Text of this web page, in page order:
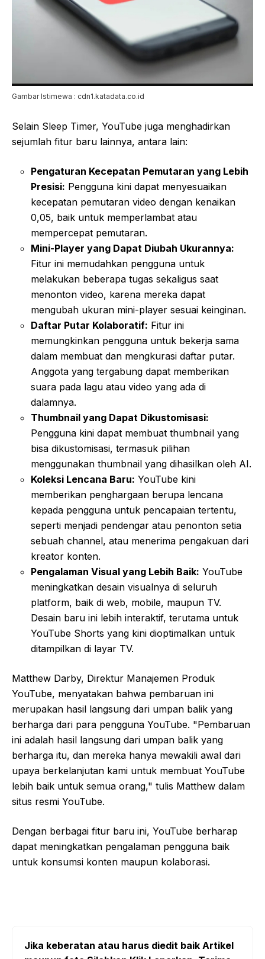
Gambar Istimewa : cdn1.katadata.co.id
Selain Sleep Timer, YouTube juga menghadirkan
sejumlah fitur baru lainnya, antara lain:
Pengaturan Kecepatan Pemutaran yang Lebih
Presisi: Pengguna kini dapat menyesuaikan
kecepatan pemutaran video dengan kenaikan
0,05, baik untuk memperlambat atau
mempercepat pemutaran.
Mini-Player yang Dapat Diubah Ukurannya:
Fitur ini memudahkan pengguna untuk
melakukan beberapa tugas sekaligus saat
menonton video, karena mereka dapat
mengubah ukuran mini-player sesuai keinginan.
Daftar Putar Kolaboratif: Fitur ini
memungkinkan pengguna untuk bekerja sama
dalam membuat dan mengkurasi daftar putar.
Anggota yang tergabung dapat memberikan
suara pada lagu atau video yang ada di
dalamnya.
Thumbnail yang Dapat Dikustomisasi:
Pengguna kini dapat membuat thumbnail yang
bisa dikustomisasi, termasuk pilihan
menggunakan thumbnail yang dihasilkan oleh AI.
Koleksi Lencana Baru: YouTube kini
memberikan penghargaan berupa lencana
kepada pengguna untuk pencapaian tertentu,
seperti menjadi pendengar atau penonton setia
sebuah channel, atau menerima pengakuan dari
kreator konten.
Pengalaman Visual yang Lebih Baik: YouTube
meningkatkan desain visualnya di seluruh
platform, baik di web, mobile, maupun TV.
Desain baru ini lebih interaktif, terutama untuk
YouTube Shorts yang kini dioptimalkan untuk
ditampilkan di layar TV.
Matthew Darby, Direktur Manajemen Produk
YouTube, menyatakan bahwa pembaruan ini
merupakan hasil langsung dari umpan balik yang
berharga dari para pengguna YouTube. "Pembaruan
ini adalah hasil langsung dari umpan balik yang
berharga itu, dan mereka hanya mewakili awal dari
upaya berkelanjutan kami untuk membuat YouTube
lebih baik untuk semua orang," tulis Matthew dalam
situs resmi YouTube.
Dengan berbagai fitur baru ini, YouTube berharap
dapat meningkatkan pengalaman pengguna baik
untuk konsumsi konten maupun kolaborasi.
Jika keberatan atau harus diedit baik Artikel